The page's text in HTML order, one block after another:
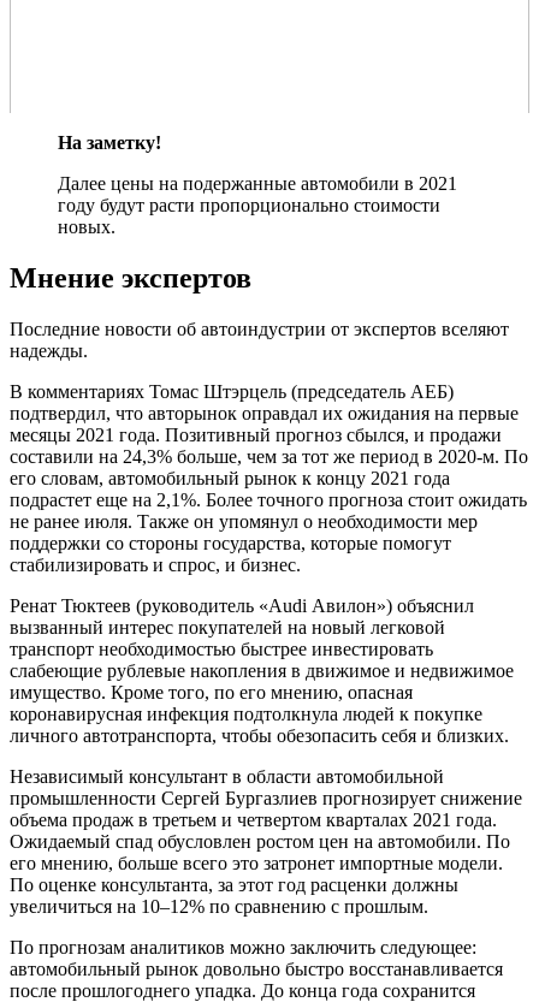
На заметку!
Далее цены на подержанные автомобили в 2021
году будут расти пропорционально стоимости
новых.
Мнение экспертов
Последние новости об автоиндустрии от экспертов вселяют
надежды.
В комментариях Томас Штэрцель (председатель АЕБ)
подтвердил, что авторынок оправдал их ожидания на первые
месяцы 2021 года. Позитивный прогноз сбылся, и продажи
составили на 24,3% больше, чем за тот же период в 2020-м. По
его словам, автомобильный рынок к концу 2021 года
подрастет еще на 2,1%. Более точного прогноза стоит ожидать
не ранее июля. Также он упомянул о необходимости мер
поддержки со стороны государства, которые помогут
стабилизировать и спрос, и бизнес.
Ренат Тюктеев (руководитель «Audi Авилон») объяснил
вызванный интерес покупателей на новый легковой
транспорт необходимостью быстрее инвестировать
слабеющие рублевые накопления в движимое и недвижимое
имущество. Кроме того, по его мнению, опасная
коронавирусная инфекция подтолкнула людей к покупке
личного автотранспорта, чтобы обезопасить себя и близких.
Независимый консультант в области автомобильной
промышленности Сергей Бургазлиев прогнозирует снижение
объема продаж в третьем и четвертом кварталах 2021 года.
Ожидаемый спад обусловлен ростом цен на автомобили. По
его мнению, больше всего это затронет импортные модели.
По оценке консультанта, за этот год расценки должны
увеличиться на 10–12% по сравнению с прошлым.
По прогнозам аналитиков можно заключить следующее:
автомобильный рынок довольно быстро восстанавливается
после прошлогоднего упадка. До конца года сохранится